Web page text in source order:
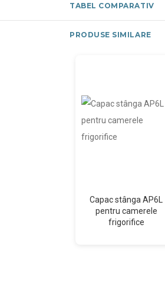
TABEL COMPARATIV
PRODUSE SIMILARE
Capac stânga AP6L
pentru camerele
frigorifice